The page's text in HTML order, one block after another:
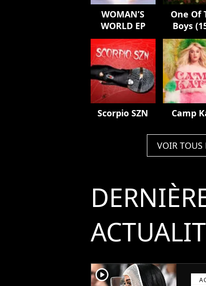
WOMAN’S
WORLD EP
One Of
Boys
Scorpio SZN Camp
VOIR TOUS
player2